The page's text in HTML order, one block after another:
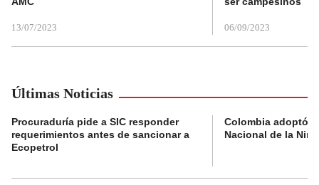
13/07/2023 06/09/2023
Últimas Noticias
Procuraduría pide a SIC responder
requerimientos antes de sancionar a
Ecopetrol
Colombia adoptó
Nacional de la